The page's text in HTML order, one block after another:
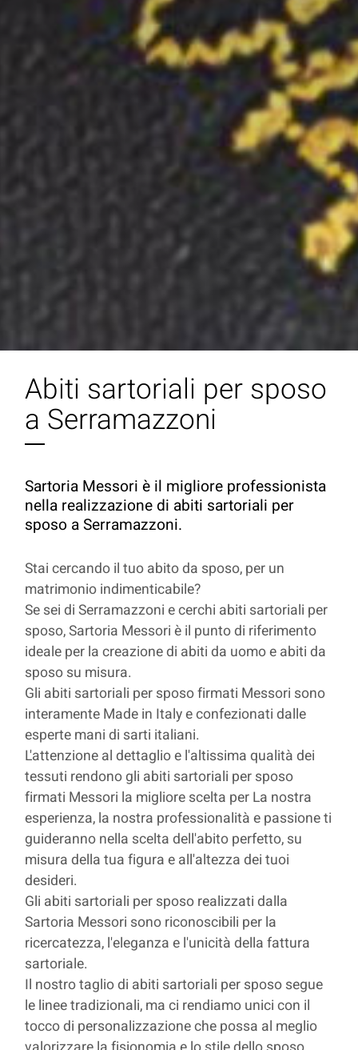
Abiti sartoriali per sposo
a Serramazzoni
Sartoria Messori è il migliore professionista
nella realizzazione di abiti sartoriali per
sposo a Serramazzoni.
Stai cercando il tuo abito da sposo, per un
matrimonio indimenticabile?
Se sei di Serramazzoni e cerchi abiti sartoriali per
sposo, Sartoria Messori è il punto di riferimento
ideale per la creazione di abiti da uomo e abiti da
sposo su misura.
Gli abiti sartoriali per sposo firmati Messori sono
interamente Made in Italy e confezionati dalle
esperte mani di sarti italiani.
L'attenzione al dettaglio e l'altissima qualità dei
tessuti rendono gli abiti sartoriali per sposo
firmati Messori la migliore scelta per La nostra
esperienza, la nostra professionalità e passione ti
guideranno nella scelta dell'abito perfetto, su
misura della tua figura e all'altezza dei tuoi
desideri.
Gli abiti sartoriali per sposo realizzati dalla
Sartoria Messori sono riconoscibili per la
ricercatezza, l'eleganza e l'unicità della fattura
sartoriale.
Il nostro taglio di abiti sartoriali per sposo segue
le linee tradizionali, ma ci rendiamo unici con il
tocco di personalizzazione che possa al meglio